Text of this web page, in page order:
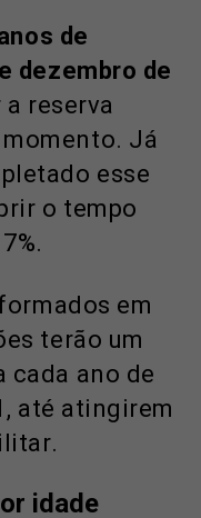
de
dezembro de
reserva
Já
esse
o tempo
em
terão um
cada ano de
até atingirem
idade